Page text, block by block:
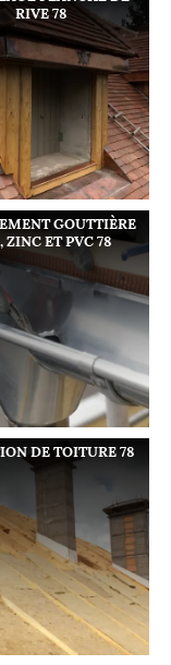
RIVE 78
GOUTTIÈRE
ZINC ET PVC 78
DE TOITURE 78